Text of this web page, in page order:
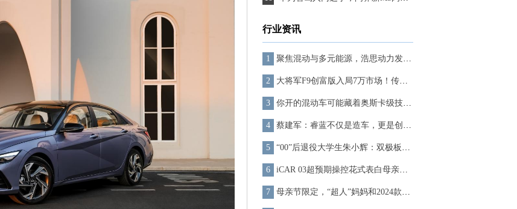
行业资讯
聚焦混动与多元能源，浩思动力发布新一代动力技术体系
大将军F9创富版入局7万市场！传承百年康明斯基因，好车不贵 创富不累！
你开的混动车可能藏着奥斯卡级技术！揭秘Aurobay获奖背后的黑科技
蔡建军：睿蓝不仅是造车，更是创造一种全新的出行体验
“00”后退役大学生朱小辉：双极板创新者崭露头角，氢能源领域开启新篇章
iCAR 03超预期操控花式表白母亲节，陪她柴米油盐，也陪她追寻诗和远方
母亲节限定，“超人”妈妈和2024款哈弗猛龙CP感满分